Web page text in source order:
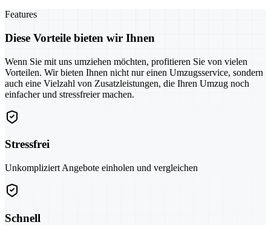
Features
Diese Vorteile bieten wir Ihnen
Wenn Sie mit uns umziehen möchten, profitieren Sie von vielen
Vorteilen. Wir bieten Ihnen nicht nur einen Umzugsservice, sondern
auch eine Vielzahl von Zusatzleistungen, die Ihren Umzug noch
einfacher und stressfreier machen.
Stressfrei
Unkompliziert Angebote einholen und vergleichen
Schnell